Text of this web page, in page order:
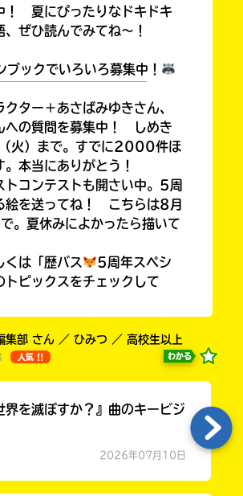
！ 夏にぴったりなドキドキ
、ぜひ読んでみてね～！
ブックでいろいろ募集中！
ター＋あさばみゆきさん、
への質問を募集中！ しめき
火）まで。すでに2000件ほ
。本当にありがとう！
トコンテストも開さい中。5周
絵を送ってね！ こちらは8月
。夏休みによかったら描いて
くは「歴バス
5周年スペシ
トピックスをチェックして
集部 さん ／ ひみつ ／ 高校生以上
人気 !! わかる
界を滅ぼすか？』曲のキービジ
2026年07月10日